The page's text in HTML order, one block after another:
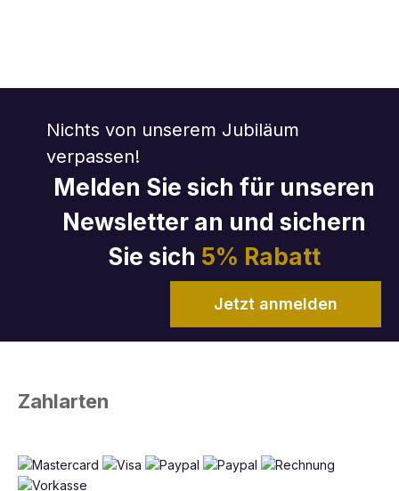
Nichts von unserem Jubiläum
verpassen!
Melden Sie sich für unseren
Newsletter an und sichern
Sie sich 5% Rabatt
Jetzt anmelden
Zahlarten